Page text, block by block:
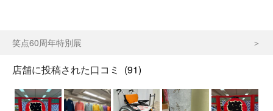
笑点60周年特別展
店舗に投稿された口コミ (91)